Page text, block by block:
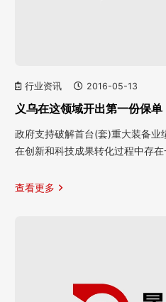
行业资讯 2016-05-13
义乌在这领域开出第一份保
政府支持破解首台(套)重大装备业
在创新和科技成果转化过程中存
查看更多